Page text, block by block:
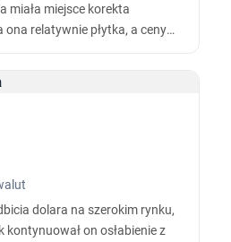
miała miejsce korekta
ona relatywnie płytka, a ceny
na poziomach
za uncję.
dolara na szerokim rynku,
kontynuował on osłabienie z